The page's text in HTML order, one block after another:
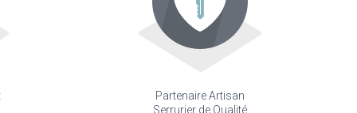
Partenaire Artisan
Serrurier de Qualité